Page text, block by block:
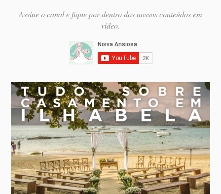
Assine o canal e fique por dentro dos nossos conteúdos em
vídeo.